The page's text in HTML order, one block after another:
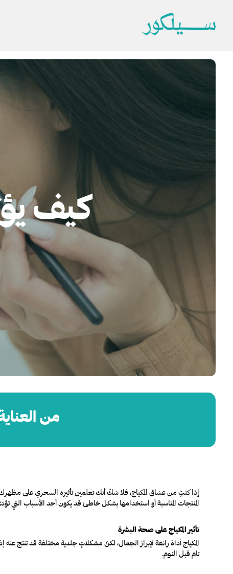
كيف
من
إذا كنتِ من عشاق المكياج، فلا شكّ أنك تعلمين تأثيره السحري على
المنتجات المناسبة أو استخدامها بشكل خاطئ قد يكون أحد الأسباب التي
تأثير المكياج على صحة البشرة
المكياج أداة رائعة لإبراز الجمال، لكنّ مشكلاتٍ جلدية مختلفة قد تنتج عنه
تام قبل النوم.